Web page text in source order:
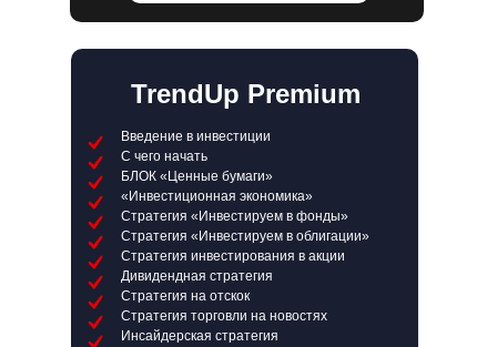
TrendUp Premium
Введение в инвестиции
С чего начать
БЛОК «Ценные бумаги»
«Инвестиционная экономика»
Стратегия «Инвестируем в фонды»
Стратегия «Инвестируем в облигации»
Стратегия инвестирования в акции
Дивидендная стратегия
Стратегия на отскок
Стратегия торговли на новостях
Инсайдерская стратегия